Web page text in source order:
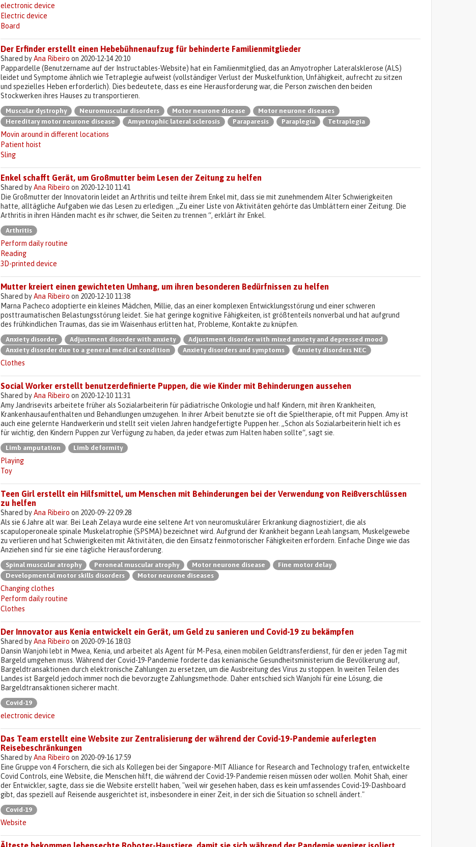
electronic device
Electric device
Board
Der Erfinder erstellt einen Hebebühnenaufzug für behinderte Familienmitglieder
Shared byAna Ribeiro on 2020-12-14 20:10
Pappardelle (Benutzername auf der Instructables-Website) hat ein Familienmitglied, das an Amyotropher Lateralsklerose (ALS)
leidet und Symptome ähnlich wie Tetraplegie aufweist (vollständiger Verlust der Muskelfunktion, Unfähigkeit, aufrecht zu sitzen
und spezielles Heben erforderlich). Dies bedeutete, dass es eine Herausforderung war, die Person zwischen den beiden
Stockwerken ihres Hauses zu transportieren.
Muscular dystrophy Neuromuscular disorders Motor neurone disease
Motor neurone diseases
Hereditary motor neurone disease
Amyotrophic lateral sclerosis Paraparesis Paraplegia Tetraplegia
Movin around in different locations
Patient hoist
Sling
Enkel schafft Gerät, um Großmutter beim Lesen der Zeitung zu helfen
Shared byAna Ribeiro on 2020-12-10 11:41
Die Großmutter der Innovatorin leidet an Arthritis und teilte ihrem Enkel mit, dass sie mit zunehmendem Alter Schwierigkeiten
hatte, alltägliche Aufgaben wie das Lesen zu erledigen. „Zu einer Liste von Aktivitäten gehörte das Umblättern einer Zeitung. Die
Arthritis in ihren Händen macht es ihr schwer, die Seiten zu trennen “, erklärt ihr Enkel.
Arthritis
Perform daily routine
Reading
3D-printed device
Mutter kreiert einen gewichteten Umhang, um ihren besonderen Bedürfnissen zu helfen
Shared byAna Ribeiro on 2020-12-10 11:38
Marna Pacheco adoptierte ein kleines Mädchen, Millie, das an einer komplexen Entwicklungsstörung und einer schweren
posttraumatischen Belastungsstörung leidet. Sie hat geringe kognitive Fähigkeiten, ist größtenteils nonverbal und hat aufgrund
des frühkindlichen Traumas, das sie im Waisenhaus erlitten hat, Probleme, Kontakte zu knüpfen.
Anxiety disorder Adjustment disorder with anxiety
Adjustment disorder with mixed anxiety and depressed mood
Anxiety disorder due to a general medical condition
Anxiety disorders and symptoms Anxiety disorders NEC
Clothes
Social Worker erstellt benutzerdefinierte Puppen, die wie Kinder mit Behinderungen aussehen
Shared byAna Ribeiro on 2020-12-10 11:31
Amy Jandrisevits arbeitete früher als Sozialarbeiterin für pädiatrische Onkologie und half Kindern, mit ihren Krankheiten,
Krankenhausaufenthalten und Behandlungen umzugehen. In ihrer Arbeit benutzte sie oft die Spieltherapie, oft mit Puppen. Amy ist
auch eine gelernte Handwerkerin und stellt seit vielen Jahren handgefertigte Puppen her. „Schon als Sozialarbeiterin hielt ich es
für wichtig, den Kindern Puppen zur Verfügung zu haben, da jeder etwas zum Halten haben sollte“, sagt sie.
Limb amputation Limb deformity
Playing
Toy
Teen Girl erstellt ein Hilfsmittel, um Menschen mit Behinderungen bei der Verwendung von Reißverschlüssen
zu helfen
Shared byAna Ribeiro on 2020-09-22 09:28
Als sie 6 Jahre alt war. Bei Leah Zelaya wurde eine seltene Art von neuromuskulärer Erkrankung diagnostiziert, die als
scapuloperoneale spinale Muskelatrophie (SPSMA) bezeichnet wird. Aufgrund der Krankheit begann Leah langsam, Muskelgewebe
zu verlieren und hat Schwierigkeiten mit Aktivitäten, die den Einsatz feinmotorischer Fähigkeiten erfordern. Einfache Dinge wie das
Anziehen sind für sie eine tägliche Herausforderung.
Spinal muscular atrophy Peroneal muscular atrophy Motor neurone disease
Fine motor delay
Developmental motor skills disorders
Motor neurone diseases
Changing clothes
Perform daily routine
Clothes
Der Innovator aus Kenia entwickelt ein Gerät, um Geld zu sanieren und Covid-19 zu bekämpfen
Shared byAna Ribeiro on 2020-09-16 18:03
Dansin Wanjohi lebt in Mwea, Kenia, und arbeitet als Agent für M-Pesa, einen mobilen Geldtransferdienst, für den er jeden Tag mit
Bargeld umgehen muss. Während der Covid-19-Pandemie forderte das kenianische Gesundheitsministerium die Bevölkerung auf,
Bargeldtransaktionen durch elektronische Zahlungen zu ersetzen, um die Ausbreitung des Virus zu stoppen. In weiten Teilen des
Landes ist Bargeld jedoch immer noch die bevorzugte Zahlungsmethode. Daher entschied sich Wanjohi für eine Lösung, die
Bargeldtransaktionen sicherer macht.
Covid-19
electronic device
Das Team erstellt eine Website zur Zentralisierung der während der Covid-19-Pandemie auferlegten
Reisebeschränkungen
Shared byAna Ribeiro on 2020-09-16 17:59
Eine Gruppe von 4 Forschern, die sich als Kollegen bei der Singapore-MIT Alliance for Research and Technology trafen, entwickelte
Covid Controls, eine Website, die Menschen hilft, die während der Covid-19-Pandemie reisen müssen oder wollen. Mohit Shah, einer
der Entwickler, sagte, dass sie die Website erstellt haben, "weil wir gesehen haben, dass es kein umfassendes Covid-19-Dashboard
gibt, das speziell auf Reisende ausgerichtet ist, insbesondere in einer Zeit, in der sich die Situation so schnell ändert."
Covid-19
Website